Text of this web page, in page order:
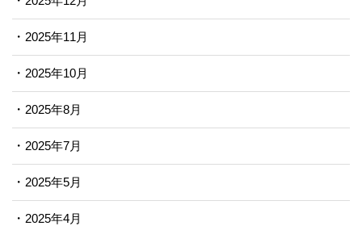
2025年11月
2025年10月
2025年8月
2025年7月
2025年5月
2025年4月